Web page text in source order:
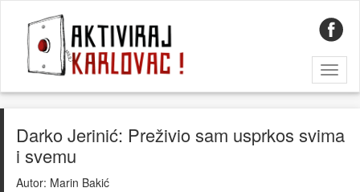
Darko Jerinić: Preživio sam usprkos svima
i svemu
Autor: Marin Bakić